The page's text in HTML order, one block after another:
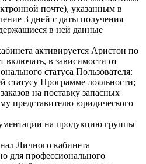
почте), указанным в
3 дней с даты получения
в ней данные
активируется Аристон по
в зависимости от
статуса Пользователя:
статусу Программе лояльности;
на поставку запасных
представителю юридического
на продукцию группы
Личного кабинета
для профессионального